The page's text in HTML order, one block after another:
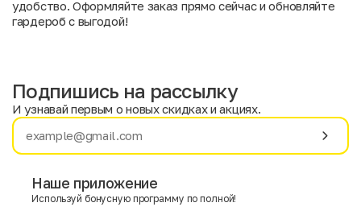
удобство. Оформляйте заказ прямо сейчас и обновляйте
гардероб с выгодой!
Имя
E-mail
Подпишись на рассылку
И узнавай первым о новых скидках и акциях.
Наше приложение
Используй бонусную программу по полной!